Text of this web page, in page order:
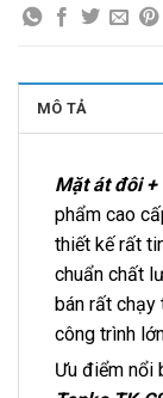
MÔ TẢ
Mặt át đôi +
phẩm cao
thiết kế rất
chuẩn chất
bán rất
công trình
Ưu điểm nổi